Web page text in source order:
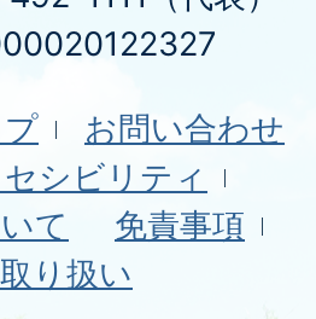
お問い合わせ
シビリティ
て
免責事項
り扱い